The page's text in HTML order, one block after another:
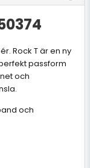
Rock T är en ny
passform
och
och